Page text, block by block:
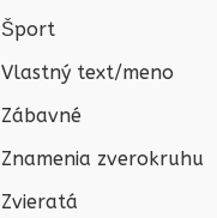
Šport
Vlastný text/meno
Zábavné
Znamenia zverokruhu
Zvieratá